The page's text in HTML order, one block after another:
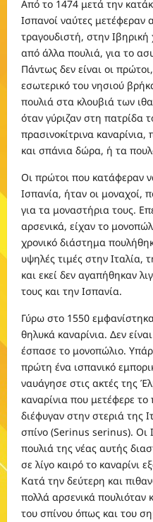
Από το 1474 μετά την
Ισπανοί ναύτες μετέφεραν
τραγουδιστή, στην
από άλλα πουλιά, για το
Πάντως δεν είναι οι
εσωτερικό του νησιού
πουλιά στα κλουβιά των
όταν γύριζαν στη πατρίδα
πρασινοκίτρινα
και σπάνια δώρα, ή τα
Οι πρώτοι που κατάφεραν
Ισπανία, ήταν οι μοναχοί,
για τα μοναστήρια τους.
αρσενικά, είχαν το
χρονικό διάστημα
υψηλές τιμές στην Ιταλία,
και εκεί δεν αγαπήθηκαν
τους και την Ισπανία.
Γύρω στο 1550
θηλυκά καναρίνια. Δεν
έσπασε το μονοπώλιο.
πρώτη ένα ισπανικό
ναυάγησε στις ακτές της
καναρίνια που μετέφερε
διέφυγαν στην στεριά της
σπίνο (Serinus serinus). Οι
πουλιά της νέας αυτής
σε λίγο καιρό το καναρίνι
Κατά την δεύτερη και
πολλά αρσενικά πουλιόταν
του σπίνου όπως και του